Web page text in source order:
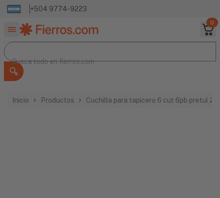
+504 9774-9223
0
Buscar productos
Busca todo en
Busca todo enfierros.com
Inicio Productos Cuchilla para tapicero 6 cut 6pb pretul